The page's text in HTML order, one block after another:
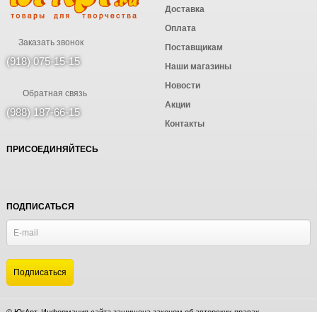
Заказать звонок
(918) 075-15-15
Обратная связь
(988) 187-66-15
Доставка
Оплата
Поставщикам
Наши магазины
Новости
Акции
Контакты
ПРИСОЕДИНЯЙТЕСЬ
ПОДПИСАТЬСЯ